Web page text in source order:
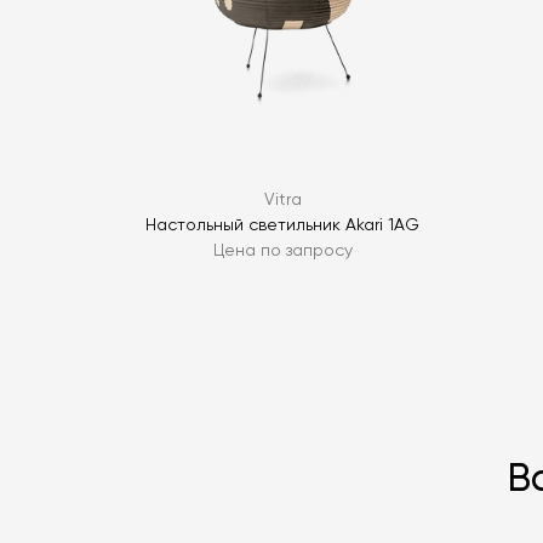
Vitra
Настольный светильник Akari 1AG
Цена по запросу